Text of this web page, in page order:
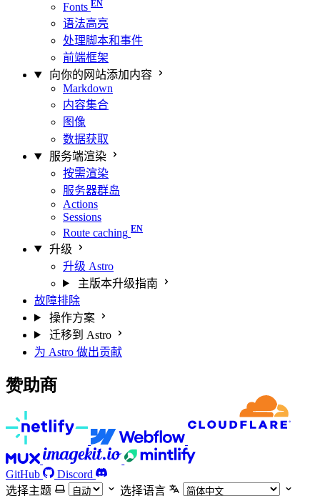
Fonts
语法高亮
处理脚本和事件
前端框架
向你的网站添加内容
Markdown
内容集合
图像
数据获取
服务端渲染
按需渲染
服务器群岛
Actions
Sessions
Route caching
升级
升级 Astro
主版本升级指南
故障排除
操作方案
迁移到 Astro
为 Astro 做出贡献
赞助商
GitHub
Discord
选择主题
选择语言